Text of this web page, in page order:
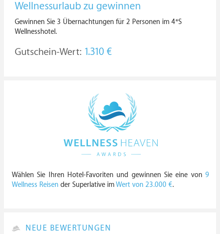
Wellnessurlaub zu gewinnen
Gewinnen Sie 3 Übernachtungen für 2 Personen im 4*S
Wellnesshotel.
Gutschein-Wert: 1.310 €
Wählen Sie Ihren Hotel-Favoriten und gewinnen Sie eine von 9
Wellness Reisen der Superlative imWert von 23.000 €.
NEUE BEWERTUNGEN